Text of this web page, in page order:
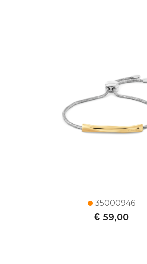
35000946
€ 59,00